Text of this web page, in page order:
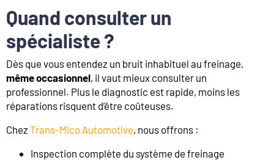
Quand consulter un
spécialiste ?
Dès que vous entendez un bruit inhabituel au freinage,
même occasionnel, il vaut mieux consulter un
professionnel. Plus le diagnostic est rapide, moins les
réparations risquent d’être coûteuses.
Chez Trans-Mico Automotive, nous offrons :
Inspection complète du système de freinage